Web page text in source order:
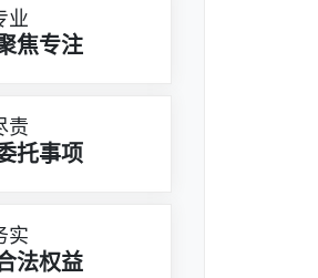
业
焦专注
责
托事项
实
法权益